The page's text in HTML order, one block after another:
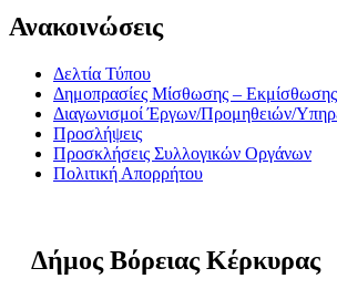
Ανακοινώσεις
Δελτία Τύπου
Δημοπρασίες Μίσθωσης – Εκμίσθωσης
Διαγωνισμοί Έργων/Προμηθειών/
Προσλήψεις
Προσκλήσεις Συλλογικών Οργάνων
Πολιτική Απορρήτου
Δήμος Βόρειας Κέρκυρας